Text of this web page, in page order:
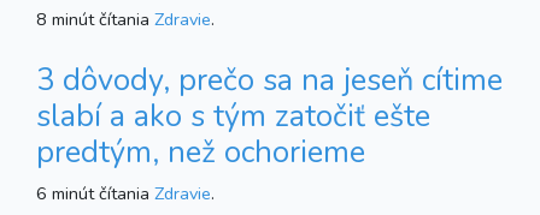
8 minút čítania Zdravie.
3 dôvody, prečo sa na jeseň cítime
slabí a ako s tým zatočiť ešte
predtým, než ochorieme
6 minút čítania Zdravie.